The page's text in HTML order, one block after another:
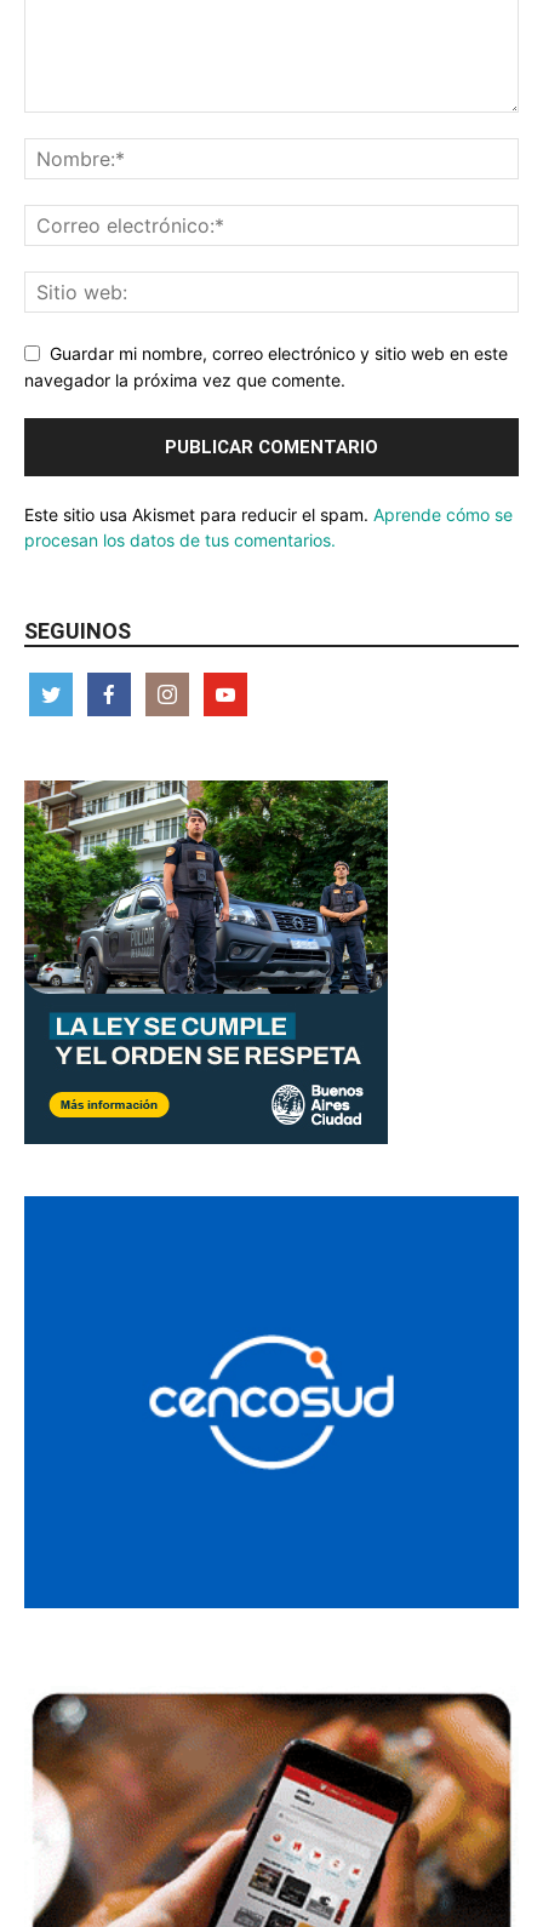
Guardar mi nombre, correo electrónico y sitio web en este
navegador la próxima vez que comente.
Este sitio usa Akismet para reducir el spam. Aprende cómo se
procesan los datos de tus comentarios.
SEGUINOS